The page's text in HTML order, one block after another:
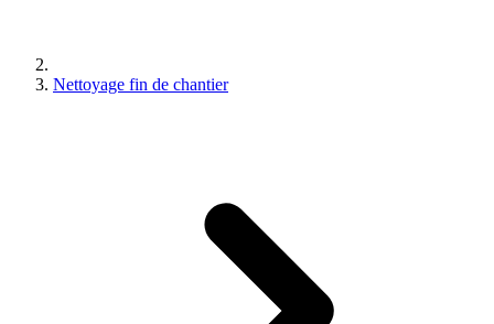
Nettoyage fin de chantier